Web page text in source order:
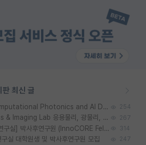
최신 글
[한양대학교(서울)] Computational Photonics and AI Design Lab 대학원생 모집 254
DGIST Cell Dynamics & Imaging Lab 응용물리, 광물리, 양자, 생물물리 대학원생 모집 [삼성과제, 전문연TO] 267
[UNIST 지능로보틱스연구실] 박사후연구원 (InnoCORE Fellow) 모집 공고 314
실 대학원생 및 박사후연구원 모집 247